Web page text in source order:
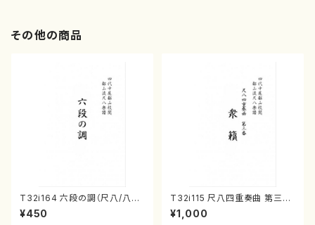
その他の商品
T32i164 六段の調（尺八/八橋
検校/楽譜）都山流公刊楽譜曲
番:1016
¥450
T32i115 尺八四重奏曲 第三番
衆籟（尺八/初代 山本邦山/尺
八/都山式譜）都山流公刊楽譜曲
¥1,000